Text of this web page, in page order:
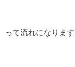
って流れになります